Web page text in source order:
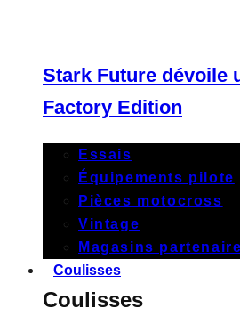
Stark Future dévoile
Factory Edition
Essais
Équipements pilote
Pièces motocross
Vintage
Magasins
Coulisses
Coulisses